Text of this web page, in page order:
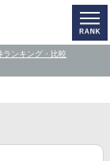
ランキング・比較